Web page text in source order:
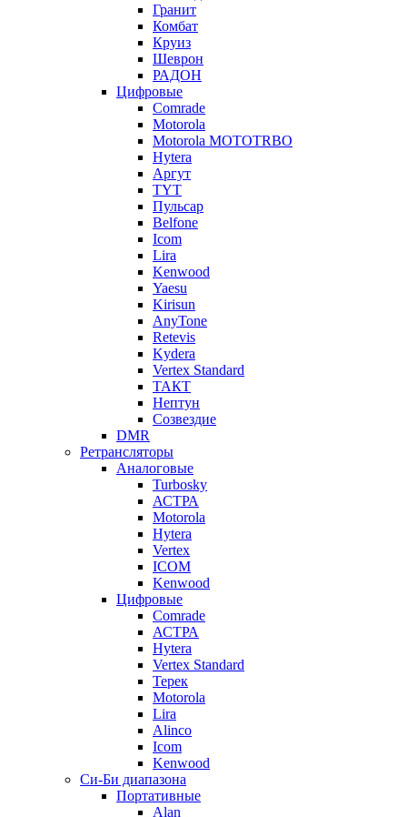
Гранит
Комбат
Круиз
Шеврон
РАДОН
Цифровые
Comrade
Motorola
Motorola MOTOTRBO
Hytera
Аргут
TYT
Пульсар
Belfone
Icom
Lira
Kenwood
Yaesu
Kirisun
AnyTone
Retevis
Kydera
Vertex Standard
ТАКТ
Нептун
Созвездие
DMR
Ретрансляторы
Аналоговые
Turbosky
АСТРА
Motorola
Hytera
Vertex
ICOM
Kenwood
Цифровые
Comrade
АСТРА
Hytera
Vertex Standard
Терек
Motorola
Lira
Alinco
Icom
Kenwood
Си-Би диапазона
Портативные
Alan